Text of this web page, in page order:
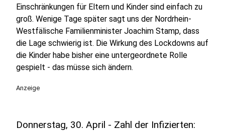
Einschränkungen für Eltern und Kinder sind einfach zu
groß. Wenige Tage später sagt uns der Nordrhein-
Westfälische Familienminister Joachim Stamp, dass
die Lage schwierig ist. Die Wirkung des Lockdowns auf
die Kinder habe bisher eine untergeordnete Rolle
gespielt - das müsse sich ändern.
Anzeige
Donnerstag, 30. April - Zahl der Infizierten: